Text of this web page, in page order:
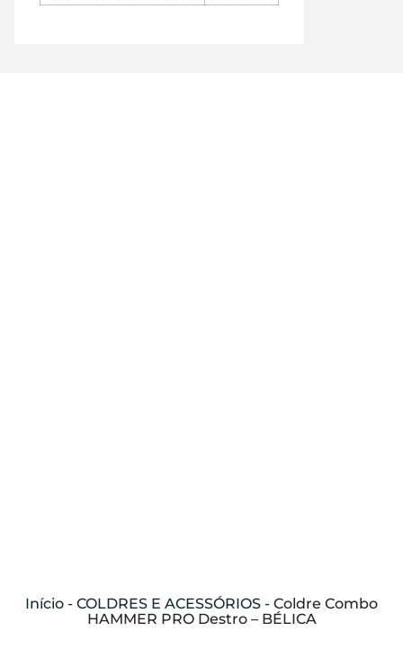
Início - COLDRES E ACESSÓRIOS - Coldre Combo
HAMMER PRO Destro – BÉLICA